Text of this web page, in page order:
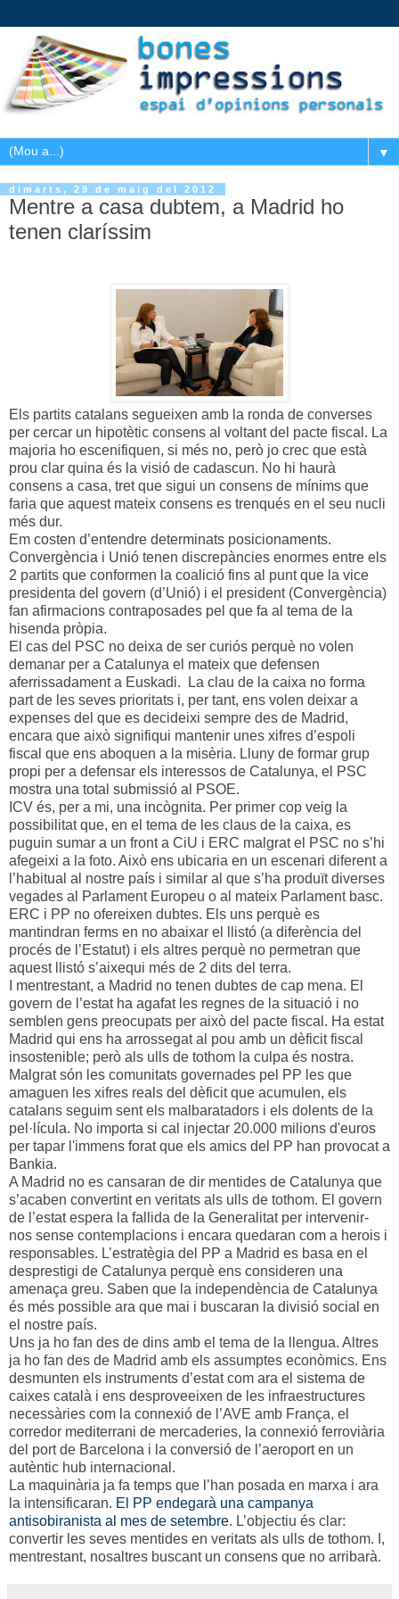
▼
dimarts, 29 de maig del 2012
Mentre a casa dubtem, a Madrid ho
tenen claríssim
Els partits catalans segueixen amb la ronda de converses
per cercar un hipotètic consens al voltant del pacte fiscal. La
majoria ho escenifiquen, si més no, però jo crec que està
prou clar quina és la visió de cadascun. No hi haurà
consens a casa, tret que sigui un consens de mínims que
faria que aquest mateix consens es trenqués en el seu nucli
més dur.
Em costen d’entendre determinats posicionaments.
Convergència i Unió tenen discrepàncies enormes entre els
2 partits que conformen la coalició fins al punt que la vice
presidenta del govern (d’Unió) i el president (Convergència)
fan afirmacions contraposades pel que fa al tema de la
hisenda pròpia.
El cas del PSC no deixa de ser curiós perquè no volen
demanar per a Catalunya el mateix que defensen
aferrissadament a Euskadi. La clau de la caixa no forma
part de les seves prioritats i, per tant, ens volen deixar a
expenses del que es decideixi sempre des de Madrid,
encara que això signifiqui mantenir unes xifres d’espoli
fiscal que ens aboquen a la misèria. Lluny de formar grup
propi per a defensar els interessos de Catalunya, el PSC
mostra una total submissió al PSOE.
ICV és, per a mi, una incògnita. Per primer cop veig la
possibilitat que, en el tema de les claus de la caixa, es
puguin sumar a un front a CiU i ERC malgrat el PSC no s’hi
afegeixi a la foto. Això ens ubicaria en un escenari diferent a
l’habitual al nostre país i similar al que s’ha produït diverses
vegades al Parlament Europeu o al mateix Parlament basc.
ERC i PP no ofereixen dubtes. Els uns perquè es
mantindran ferms en no abaixar el llistó (a diferència del
procés de l’Estatut) i els altres perquè no permetran que
aquest llistó s’aixequi més de 2 dits del terra.
I mentrestant, a Madrid no tenen dubtes de cap mena. El
govern de l’estat ha agafat les regnes de la situació i no
semblen gens preocupats per això del pacte fiscal. Ha estat
Madrid qui ens ha arrossegat al pou amb un dèficit fiscal
insostenible; però als ulls de tothom la culpa és nostra.
Malgrat són les comunitats governades pel PP les que
amaguen les xifres reals del dèficit que acumulen, els
catalans seguim sent els malbaratadors i els dolents de la
pel·lícula. No importa si cal injectar 20.000 milions d'euros
per tapar l'immens forat que els amics del PP han provocat a
Bankia.
A Madrid no es cansaran de dir mentides de Catalunya que
s’acaben convertint en veritats als ulls de tothom. El govern
de l’estat espera la fallida de la Generalitat per intervenir-
nos sense contemplacions i encara quedaran com a herois i
responsables. L’estratègia del PP a Madrid es basa en el
desprestigi de Catalunya perquè ens consideren una
amenaça greu. Saben que la independència de Catalunya
és més possible ara que mai i buscaran la divisió social en
el nostre país.
Uns ja ho fan des de dins amb el tema de la llengua. Altres
ja ho fan des de Madrid amb els assumptes econòmics. Ens
desmunten els instruments d’estat com ara el sistema de
caixes català i ens desproveeixen de les infraestructures
necessàries com la connexió de l’AVE amb França, el
corredor mediterrani de mercaderies, la connexió ferroviària
del port de Barcelona i la conversió de l’aeroport en un
autèntic hub internacional.
La maquinària ja fa temps que l’han posada en marxa i ara
la intensificaran. El PP endegarà una campanya
antisobiranista al mes de setembre. L’objectiu és clar:
convertir les seves mentides en veritats als ulls de tothom. I,
mentrestant, nosaltres buscant un consens que no arribarà.